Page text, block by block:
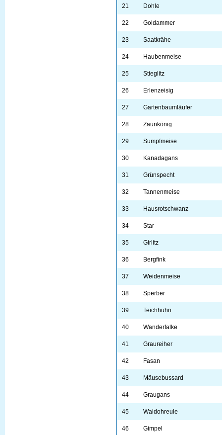
21 Dohle
22 Goldammer
23 Saatkrähe
24 Haubenmeise
25 Stieglitz
26 Erlenzeisig
27 Gartenbaumläufer
28 Zaunkönig
29 Sumpfmeise
30 Kanadagans
31 Grünspecht
32 Tannenmeise
33 Hausrotschwanz
34 Star
35 Girlitz
36 Bergfink
37 Weidenmeise
38 Sperber
39 Teichhuhn
40 Wanderfalke
41 Graureiher
42 Fasan
43 Mäusebussard
44 Graugans
45 Waldohreule
46 Gimpel